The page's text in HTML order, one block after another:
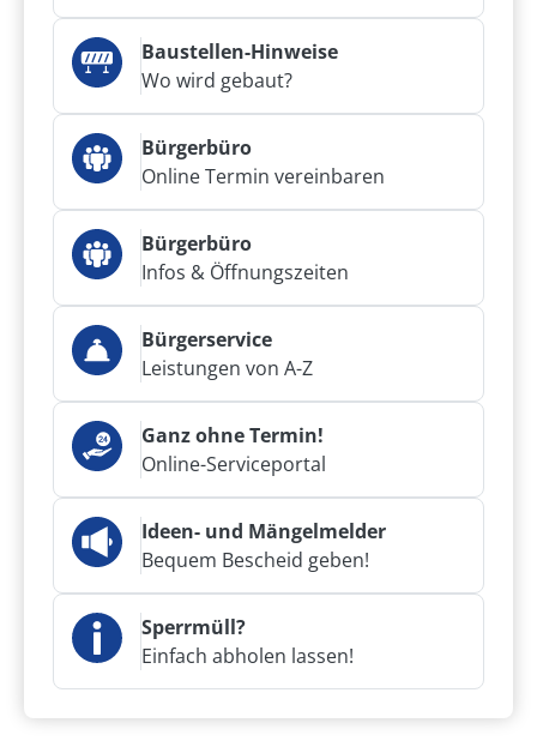
Baustellen-Hinweise
Wo wird gebaut?
Bürgerbüro
Online Termin vereinbaren
Bürgerbüro
Infos & Öffnungszeiten
Bürgerservice
Leistungen von A-Z
Ganz ohne Termin!
Online-Serviceportal
Ideen- und Mängelmelder
Bequem Bescheid geben!
Sperrmüll?
Einfach abholen lassen!